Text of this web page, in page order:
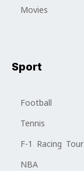
Movies
Sport
Football
Tennis
F-1 Racing Tour
NBA